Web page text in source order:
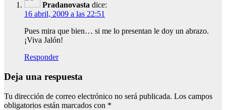
Pradanovasta dice:
16 abril, 2009 a las 22:51
Pues mira que bien… si me lo presentan le doy un abrazo.
¡Viva Jalón!
Responder
Deja una respuesta
Tu dirección de correo electrónico no será publicada. Los campos
obligatorios están marcados con *